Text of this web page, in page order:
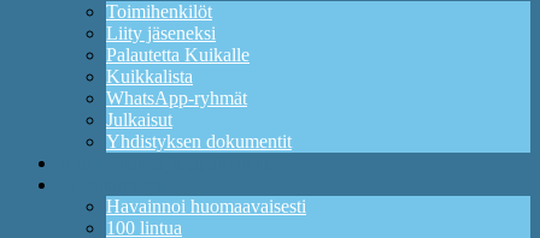
Toimihenkilöt
Liity jäseneksi
Palautetta Kuikalle
Kuikkalista
WhatsApp-ryhmät
Julkaisut
Yhdistyksen dokumentit
Havainnoi huomaavaisesti
100 lintua